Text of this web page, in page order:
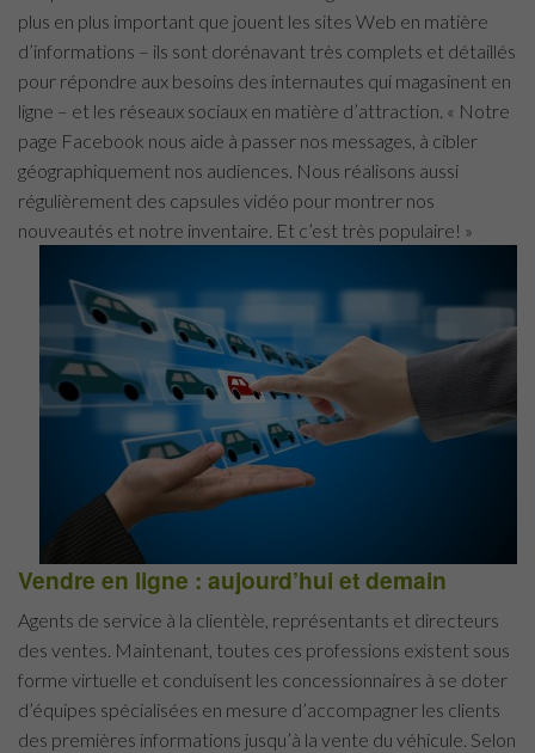
plus en plus important que jouent les sites Web en matière
d’informations – ils sont dorénavant très complets et détaillés
pour répondre aux besoins des internautes qui magasinent en
ligne – et les réseaux sociaux en matière d’attraction. « Notre
page Facebook nous aide à passer nos messages, à cibler
géographiquement nos audiences. Nous réalisons aussi
régulièrement des capsules vidéo pour montrer nos
nouveautés et notre inventaire. Et c’est très populaire! »
Vendre en ligne : aujourd’hui et demain
Agents de service à la clientèle, représentants et directeurs
des ventes. Maintenant, toutes ces professions existent sous
forme virtuelle et conduisent les concessionnaires à se doter
d’équipes spécialisées en mesure d’accompagner les clients
des premières informations jusqu’à la vente du véhicule. Selon